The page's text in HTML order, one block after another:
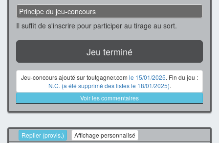
Principe du jeu-concours
Il suffit de s'inscrire pour participer au tirage au sort.
Jeu terminé
Jeu-concours ajouté sur toutgagner.com le 15/01/2025. Fin du jeu :
N.C. (a été supprimé des listes le 18/01/2025).
Voir les commentaires
Replier (provis.) Affichage personnalisé